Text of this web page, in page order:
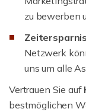
zu bewerben
Netzwerk
uns um alle
Vertrauen Sie auf
bestmöglichen